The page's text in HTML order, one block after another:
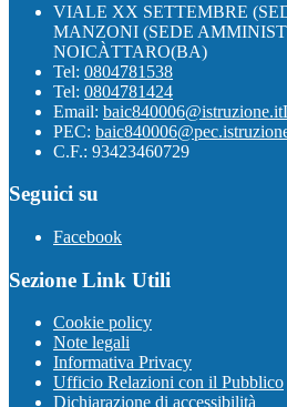
VIALE XX SETTEMBRE
MANZONI (SEDE
NOICÀTTARO(BA)
Tel: 0804781538
Tel: 0804781424
Email: baic840006@istruzione.it
PEC:
C.F.: 93423460729
Seguici su
Facebook
Sezione Link Utili
Cookie policy
Note legali
Informativa Privacy
Ufficio Relazioni con il Pubblico
Dichiarazione di accessibilità